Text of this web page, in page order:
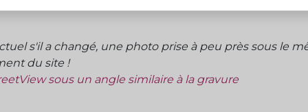
s'il a changé, une photo prise à peu près sous le
du site !
sous un angle similaire à la gravure